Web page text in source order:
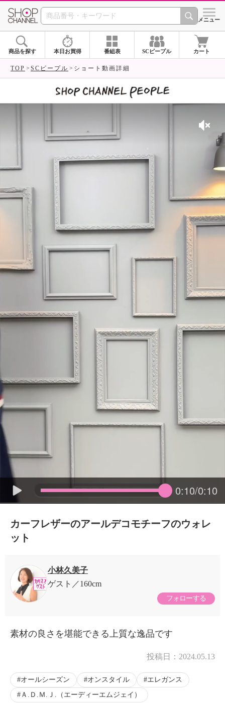
SHOP CHANNEL シメニュー
商品を探す 本日お買得 番組表 SCピープル カート
TOP SCピープル ショート動画詳細
0:10/0:10
カーフレザーのアールデコモチーフのウォレ
ット
小林久美子
ゲスト
160cm
フォローする
素材の良さを堪能できる上質な逸品です
投稿日： 2024.05.13
オールシーズン オンスタイル
エレガンス
Ａ.Ｄ.Ｍ.Ｊ.（エーディーエムジェイ）